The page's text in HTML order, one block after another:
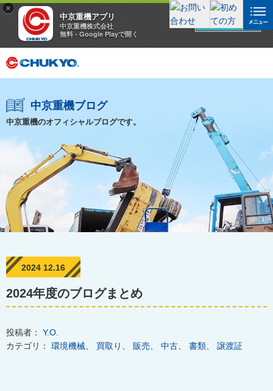
×
中京重機アプリ
中京重機株式会社
無料 - Google Playで開く
アプリを見る
中京重機ブログ
中京重機のオフィシャルブログです。
2024 12.16
2024年度のブログまとめ
投稿者： Y.O.
カテゴリ： 環境機械 買取り 販売 中古 書類 譲渡証